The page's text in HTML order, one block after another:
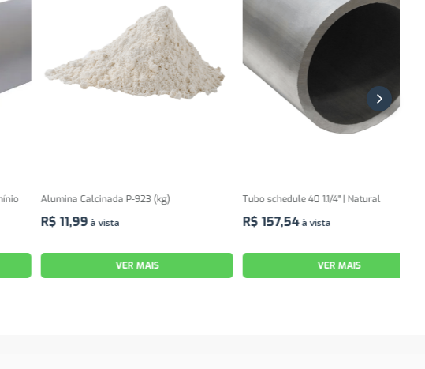
Alumina Calcinada P-923 (kg)
99à vista
VER MAIS
Tubo schedule 40 1.1/4" | Natural
,54 à vista
VER MAIS